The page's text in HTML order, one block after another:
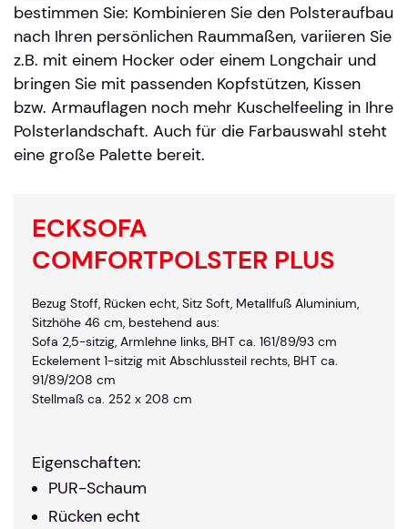
bestimmen Sie: Kombinieren Sie den Polsteraufbau
nach Ihren persönlichen Raummaßen, variieren Sie
z.B. mit einem Hocker oder einem Longchair und
bringen Sie mit passenden Kopfstützen, Kissen
bzw. Armauflagen noch mehr Kuschelfeeling in Ihre
Polsterlandschaft. Auch für die Farbauswahl steht
eine große Palette bereit.
ECKSOFA
COMFORTPOLSTER PLUS
Bezug Stoff, Rücken echt, Sitz Soft, Metallfuß Aluminium,
Sitzhöhe 46 cm, bestehend aus:
Sofa 2,5-sitzig, Armlehne links, BHT ca. 161/89/93 cm
Eckelement 1-sitzig mit Abschlussteil rechts, BHT ca.
91/89/208 cm
Stellmaß ca. 252 x 208 cm
Eigenschaften:
PUR-Schaum
Rücken echt